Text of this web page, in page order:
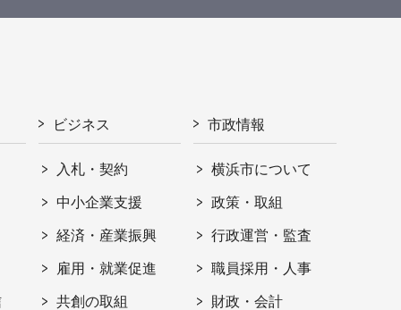
ビジネス
入札・契約
中小企業支援
経済・産業振興
雇用・就業促進
共創の取組
市政情報
横浜市について
政策・取組
行政運営・監査
職員採用・人事
財政・会計